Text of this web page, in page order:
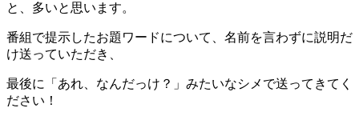
と、多いと思います。
番組で提示したお題ワードについて、名前を言わずに説明だ
け送っていただき、
最後に「あれ、なんだっけ？」みたいなシメで送ってきてく
ださい！